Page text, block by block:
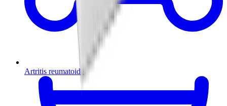
Artritis reumatoide